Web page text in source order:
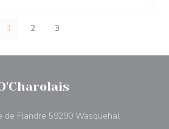
1 2 3
de Flandre 59290 Wasquehal((ανοίγει σε